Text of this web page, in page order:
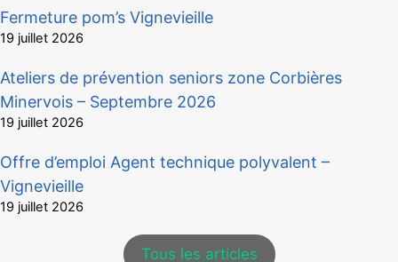
Fermeture pom’s Vignevieille
19 juillet 2026
Ateliers de prévention seniors zone Corbières
Minervois – Septembre 2026
19 juillet 2026
Offre d’emploi Agent technique polyvalent –
Vignevieille
19 juillet 2026
Tous les articles